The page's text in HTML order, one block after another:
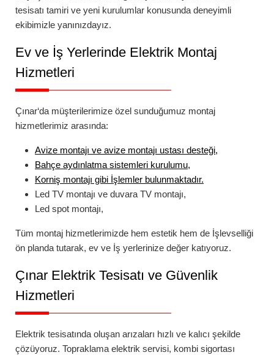
tesisatı tamiri ve yeni kurulumlar konusunda deneyimli
ekibimizle yanınızdayız.
Ev ve İş Yerlerinde Elektrik Montaj
Hizmetleri
Çınar‘da müşterilerimize özel sunduğumuz montaj
hizmetlerimiz arasında:
Avize montajı ve avize montajı ustası desteği,
Bahçe aydınlatma sistemleri kurulumu,
Korniş montajı gibi İşlemler bulunmaktadır.
Led TV montajı ve duvara TV montajı,
Led spot montajı,
Tüm montaj hizmetlerimizde hem estetik hem de İşlevselliği
ön planda tutarak, ev ve İş yerlerinize değer katıyoruz.
Çınar Elektrik Tesisatı ve Güvenlik
Hizmetleri
Elektrik tesisatında oluşan arızaları hızlı ve kalıcı şekilde
çözüyoruz. Topraklama elektrik servisi, kombi sigortası